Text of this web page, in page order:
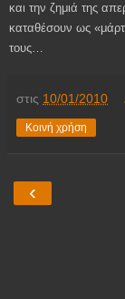
και την ζημιά της
καταθέσουν ως
τους…
στις 10/01/2010
Κοινή χρήση
‹